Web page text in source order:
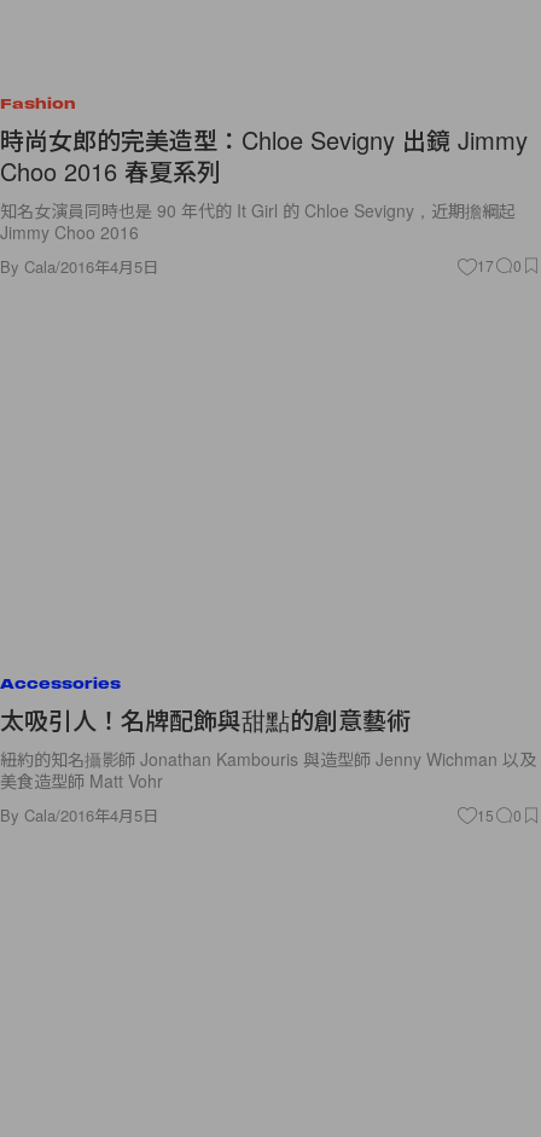
Fashion
時尚女郎的完美造型：Chloe Sevigny 出鏡 Jimmy
Choo 2016 春夏系列
知名女演員同時也是 90 年代的 It Girl 的 Chloe Sevigny，近期擔綱起
Jimmy Choo 2016
By Cala/2016年4月5日 17 0
Accessories
太吸引人！名牌配飾與甜點的創意藝術
紐約的知名攝影師 Jonathan Kambouris 與造型師 Jenny Wichman 以及
美食造型師 Matt Vohr
By Cala/2016年4月5日 15 0